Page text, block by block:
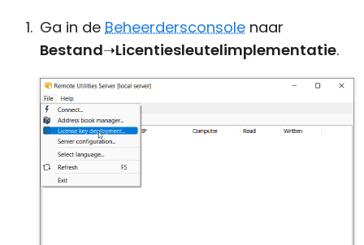
Ga in de Beheerdersconsole naar
Bestand➝Licentiesleutelimplementatie.